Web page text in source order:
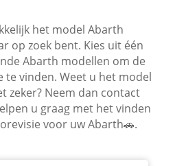
het model Abarth
op zoek bent. Kies uit één
Abarth modellen om de
te vinden. Weet u het model
zeker? Neem dan contact
u graag met het vinden
voor uw Abarth🚗.